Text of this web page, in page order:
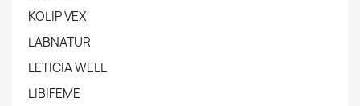
KOLIP VEX
LABNATUR
LETICIA WELL
LIBIFEME